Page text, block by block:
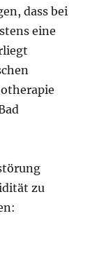
dass bei
eine
zu